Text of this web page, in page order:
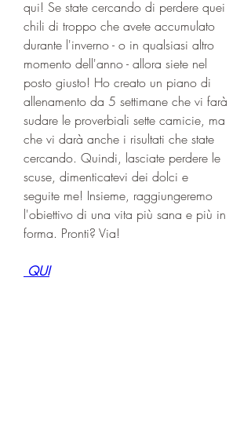
qui! Se state cercando di perdere quei
chili di troppo che avete accumulato
durante l'inverno - o in qualsiasi altro
momento dell'anno - allora siete nel
posto giusto! Ho creato un piano di
allenamento da 5 settimane che vi farà
sudare le proverbiali sette camicie, ma
che vi darà anche i risultati che state
cercando. Quindi, lasciate perdere le
scuse, dimenticatevi dei dolci e
seguite me! Insieme, raggiungeremo
l'obiettivo di una vita più sana e più in
forma. Pronti? Via!
QUI